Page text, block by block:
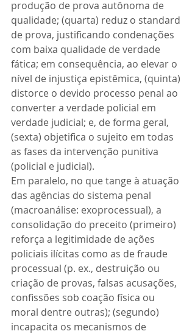
produção de prova autônoma de
qualidade; (quarta) reduz o standard
de prova, justificando condenações
com baixa qualidade de verdade
fática; em consequência, ao elevar o
nível de injustiça epistêmica, (quinta)
distorce o devido processo penal ao
converter a verdade policial em
verdade judicial; e, de forma geral,
(sexta) objetifica o sujeito em todas
as fases da intervenção punitiva
(policial e judicial).
Em paralelo, no que tange à atuação
das agências do sistema penal
(macroanálise: exoprocessual), a
consolidação do preceito (primeiro)
reforça a legitimidade de ações
policiais ilícitas como as de fraude
processual (p. ex., destruição ou
criação de provas, falsas acusações,
confissões sob coação física ou
moral dentre outras); (segundo)
incapacita os mecanismos de